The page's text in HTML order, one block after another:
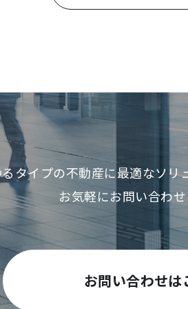
タイプの不動産に最適なソリ
お気軽にお問い合わせ
お問い合わせは